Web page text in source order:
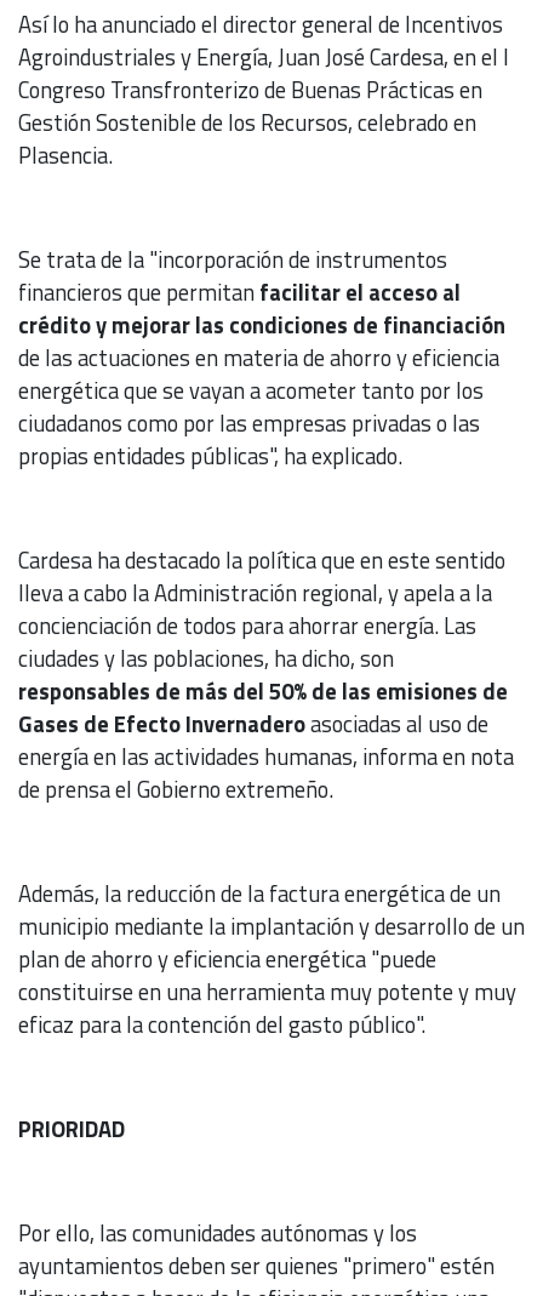
Así lo ha anunciado el director general de Incentivos
Agroindustriales y Energía, Juan José Cardesa, en el I
Congreso Transfronterizo de Buenas Prácticas en
Gestión Sostenible de los Recursos, celebrado en
Plasencia.
Se trata de la "incorporación de instrumentos
financieros que permitanfacilitar el acceso al
crédito y mejorar las condiciones de financiación
de las actuaciones en materia de ahorro y eficiencia
energética que se vayan a acometer tanto por los
ciudadanos como por las empresas privadas o las
propias entidades públicas", ha explicado.
Cardesa ha destacado la política que en este sentido
lleva a cabo la Administración regional, y apela a la
concienciación de todos para ahorrar energía. Las
ciudades y las poblaciones, ha dicho, son
responsables de más del 50% de las emisiones de
Gases de Efecto Invernaderoasociadas al uso de
energía en las actividades humanas, informa en nota
de prensa el Gobierno extremeño.
Además, la reducción de la factura energética de un
municipio mediante la implantación y desarrollo de un
plan de ahorro y eficiencia energética "puede
constituirse en una herramienta muy potente y muy
eficaz para la contención del gasto público".
PRIORIDAD
Por ello, las comunidades autónomas y los
ayuntamientos deben ser quienes "primero" estén